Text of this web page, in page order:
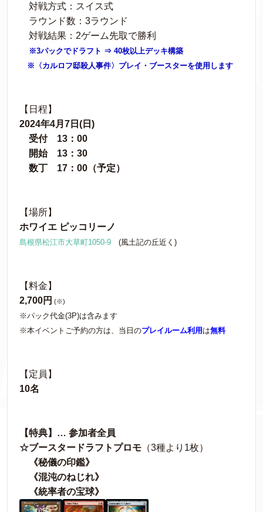
対戦方式：スイス式
ラウンド数：3ラウンド
対戦結果：2ゲーム先取で勝利
※3パックでドラフト ⇒ 40枚以上デッキ構築
※〈カルロフ邸殺人事件〉プレイ・ブースターを使用します
【日程】
2024年4月7日(日)
受付 13：00
開始 13：30
数丁 17：00（予定）
【場所】
ホワイエ ピッコリーノ
島根県松江市大草町1050-9 (風土記の丘近く)
【料金】
2,700円 (※)
※パック代金(3P)は含みます
※本イベントご予約の方は、当日のプレイルーム利用 は無料
【定員】
10名
【特典】… 参加者全員
☆ブースタードラフトプロモ （3種より1枚）
《秘儀の印鑑》
《混沌のねじれ》
《統率者の宝球》